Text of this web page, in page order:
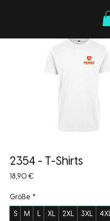
2354 - T-Shirts
18,90 €
Größe *
S M L XL 2XL 3XL